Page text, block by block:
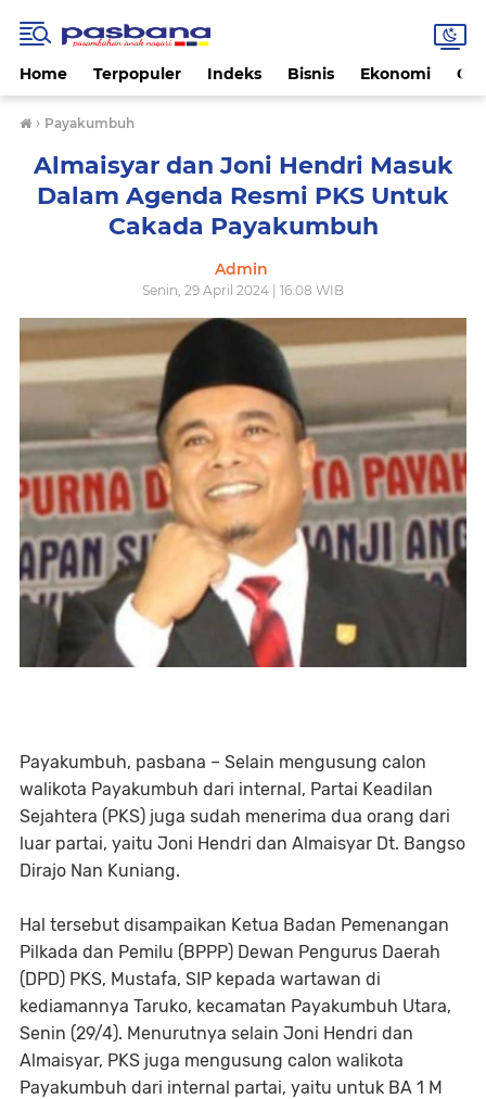
Home Terpopuler Indeks Bisnis Ekonomi
› Payakumbuh
Almaisyar dan Joni Hendri Masuk
Dalam Agenda Resmi PKS Untuk
Cakada Payakumbuh
Admin
Senin, 29 April 2024 | 16:08 WIB
Payakumbuh, pasbana – Selain mengusung calon
walikota Payakumbuh dari internal, Partai Keadilan
Sejahtera (PKS) juga sudah menerima dua orang dari
luar partai, yaitu Joni Hendri dan Almaisyar Dt. Bangso
Dirajo Nan Kuniang.
Hal tersebut disampaikan Ketua Badan Pemenangan
Pilkada dan Pemilu (BPPP) Dewan Pengurus Daerah
(DPD) PKS, Mustafa, SIP kepada wartawan di
kediamannya Taruko, kecamatan Payakumbuh Utara,
Senin (29/4). Menurutnya selain Joni Hendri dan
Almaisyar, PKS juga mengusung calon walikota
Payakumbuh dari internal partai, yaitu untuk BA 1 M